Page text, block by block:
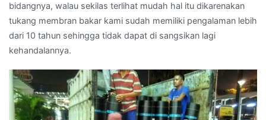
bidangnya, walau sekilas terlihat mudah hal itu dikarenakan
tukang membran bakar kami sudah memiliki pengalaman lebih
dari 10 tahun sehingga tidak dapat di sangsikan lagi
kehandalannya.